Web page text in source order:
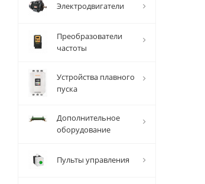
Электродвигатели
Преобразователи
частоты
Устройства плавного
пуска
Дополнительное
оборудование
Пульты управления